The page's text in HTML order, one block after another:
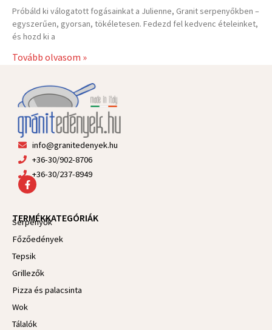
Próbáld ki válogatott fogásainkat a Julienne, Granit serpenyőkben –
egyszerűen, gyorsan, tökéletesen. Fedezd fel kedvenc ételeinket,
és hozd ki a
Tovább olvasom »
info@granitedenyek.hu
+36-30/902-8706
+36-30/237-8949
F
a
e
b
o
-
TERMÉKKATEGÓRIÁK
Serpenyők
Főzőedények
Tepsik
Grillezők
Pizza és palacsinta
Wok
Tálalók